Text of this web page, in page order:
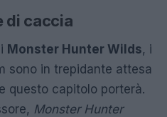
di caccia
Monster Hunter Wilds, i
sono in trepidante attesa
questo capitolo porterà.
Monster Hunter